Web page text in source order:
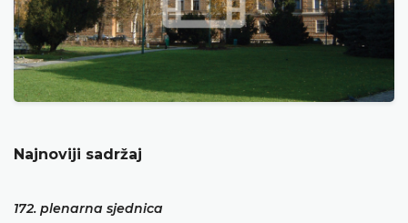
Najnoviji sadržaj
172. plenarna sjednica